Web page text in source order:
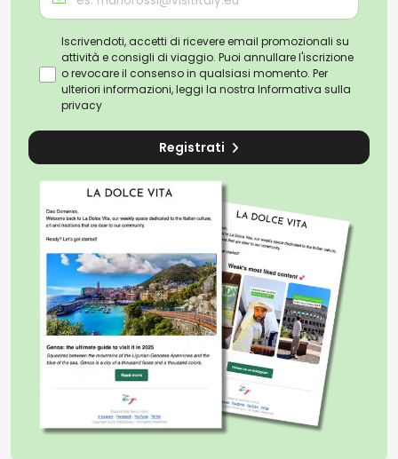
Iscrivendoti, accetti di ricevere email promozionali su
attività e consigli di viaggio. Puoi annullare l'iscrizione
o revocare il consenso in qualsiasi momento. Per
ulteriori informazioni, leggi la nostra Informativa sulla
privacy
Registrati